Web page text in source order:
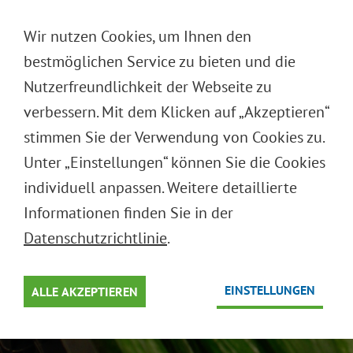
Wir nutzen Cookies, um Ihnen den
bestmöglichen Service zu bieten und die
Nutzerfreundlichkeit der Webseite zu
verbessern. Mit dem Klicken auf „Akzeptieren“
stimmen Sie der Verwendung von Cookies zu.
Unter „Einstellungen“ können Sie die Cookies
individuell anpassen. Weitere detaillierte
Informationen finden Sie in der
Datenschutzrichtlinie.
ALLE AKZEPTIEREN EINSTELLUNGEN
ENGLISH
MEHRWEGSYSTEME
OBST & GEMÜSE
Ressourcenschutz durch Mehrweg